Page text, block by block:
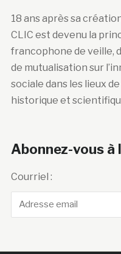
18 ans après sa
CLIC est devenu la
francophone de veille,
de mutualisation sur
sociale dans les lieux
historique et
Abonnez-vous
Courriel :